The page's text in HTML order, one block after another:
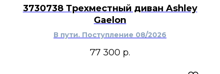
3730738 Трехместный диван Ashley
Gaelon
В пути. Поступление 08/2026
77 300 р.